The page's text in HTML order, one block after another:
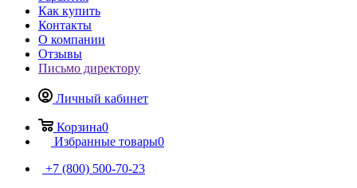
Как купить
Контакты
О компании
Отзывы
Письмо директору
Личный кабинет
Корзина0
Избранные товары0
+7 (800) 500-70-23